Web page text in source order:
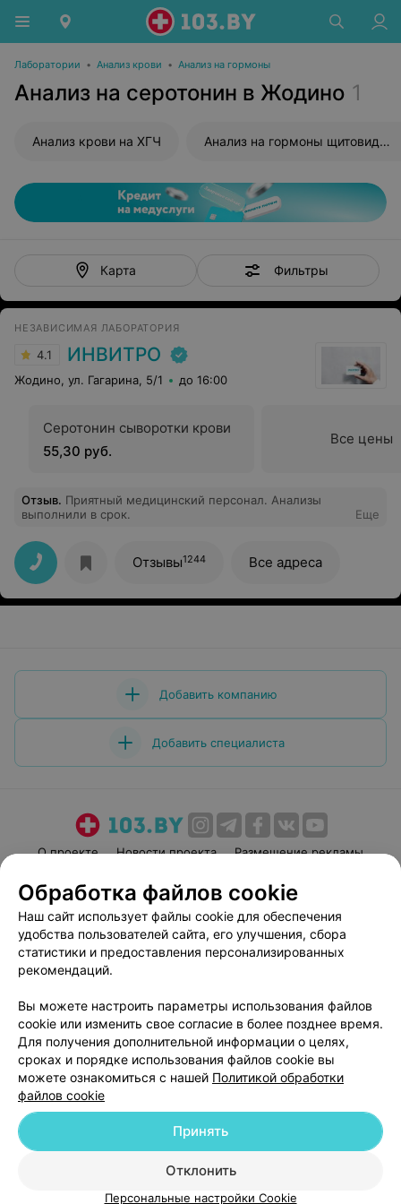
Лаборатории • Анализ крови • Анализ на гормоны
Анализ на серотонин в Жодино 1
Анализ крови на ХГЧ Анализ на гормоны щитовидной железы
Карта Фильтры
НЕЗАВИСИМАЯ ЛАБОРАТОРИЯ
4.1 ИНВИТРО
Жодино, ул. Гагарина, 5/1 до 16:00
Серотонин сыворотки крови
55,30 руб.
Все цены
Отзыв. Приятный медицинский персонал. Анализы
выполнили в срок.
Еще
Отзывы1244 Все адреса
Добавить компанию
Добавить специалиста
О проекте Новости проекта
Размещение рекламы
Пользовательское соглашение
Способы оплаты
Вакансии
Партнеры
Написать руководителю 103.by
Персональные настройки cookie
Обработка персональных данных
© 2026 ООО «Артокс Лаб», УНП 191700409| 220012, Республика Беларусь,
г. Минск, улица Толбухина, 2, пом. 16 | help@103.by
Служба поддержки +375 291212755
Обработка файлов cookie
Наш сайт использует файлы cookie для обеспечения
удобства пользователей сайта, его улучшения, сбора
статистики и предоставления персонализированных
рекомендаций.
Вы можете настроить параметры использования файлов
cookie или изменить свое согласие в более позднее время.
Для получения дополнительной информации о целях,
сроках и порядке использования файлов cookie вы
можете ознакомиться с нашей Политикой обработки
файлов cookie
Отклонить
Принять
Персональные настройки Cookie